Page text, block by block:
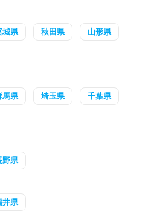
城県 秋田県 山形県
馬県 埼玉県 千葉県
野県
井県